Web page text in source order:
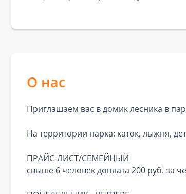
О нас
Приглашаем вас в домик лесника в
На территории парка: каток, лыжня,
ПРАЙС-ЛИСТ/СЕМЕЙНЫЙ
свыше 6 человек доплата 200 руб. за